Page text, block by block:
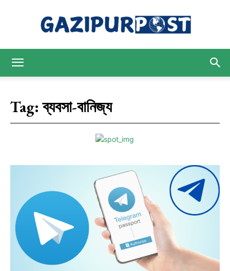
Tag:ব্যবসা-বানিজ্য